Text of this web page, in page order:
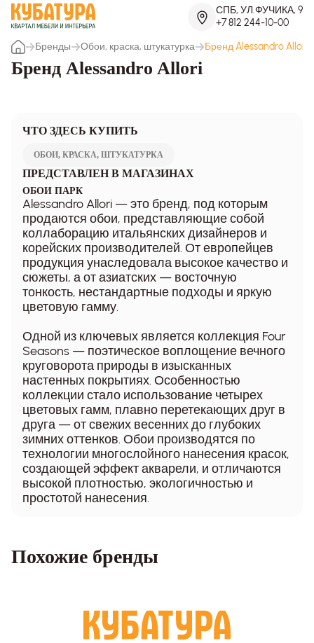
СПБ, УЛ.ФУЧИКА, 9
+7 812 244-10-00
Бренды
Обои, краска, штукатурка Бренд Alessandro Allori
Бренд Alessandro Allori
ЧТО ЗДЕСЬ КУПИТЬ
ОБОИ, КРАСКА, ШТУКАТУРКА
ПРЕДСТАВЛЕН В МАГАЗИНАХ
ОБОИ ПАРК
Alessandro Allori — это бренд, под которым
продаются обои, представляющие собой
коллаборацию итальянских дизайнеров и
корейских производителей. От европейцев
продукция унаследовала высокое качество и
сюжеты, а от азиатских — восточную
тонкость, нестандартные подходы и яркую
цветовую гамму.
Одной из ключевых является коллекция Four
Seasons — поэтическое воплощение вечного
круговорота природы в изысканных
настенных покрытиях. Особенностью
коллекции стало использование четырех
цветовых гамм, плавно перетекающих друг в
друга — от свежих весенних до глубоких
зимних оттенков. Обои производятся по
технологии многослойного нанесения красок,
создающей эффект акварели, и отличаются
высокой плотностью, экологичностью и
простотой нанесения.
Похожие бренды